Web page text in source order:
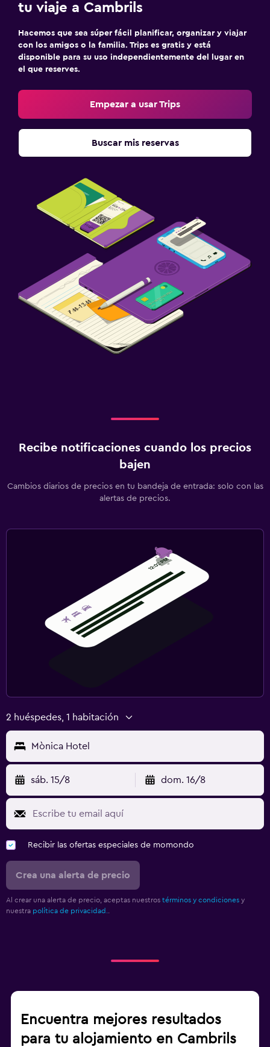
TV de pantalla plana
TV por cable o vía satélite
Aire libre
Jardín
Sillas de playa
Terraza
Servicio de planchado
Servicios de lavandería/tintorería
Enchufe cerca de la cama
Escritorio
Gimnasio
tu viaje a Cambrils
Hacemos que sea súper fácil planificar, organizar y viajar
con los amigos o la familia. Trips es gratis y está
disponible para su uso independientemente del lugar en
el que reserves.
Empezar a usar Trips
Buscar mis reservas
Recibe notificaciones cuando los precios
bajen
Cambios diarios de precios en tu bandeja de entrada: solo con las
alertas de precios.
2 huéspedes, 1 habitación
Mònica Hotel
sáb. 15/8 dom. 16/8
Recibir las ofertas especiales de momondo
Crea una alerta de precio
Al crear una alerta de precio, aceptas nuestros términos y condiciones y
nuestra política de privacidad.
Encuentra mejores resultados
para tu alojamiento en Cambrils